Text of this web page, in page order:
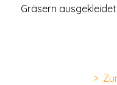
Gräsern
>